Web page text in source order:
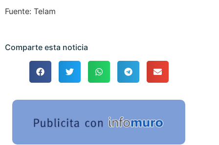
Fuente: Telam
Comparte esta noticia